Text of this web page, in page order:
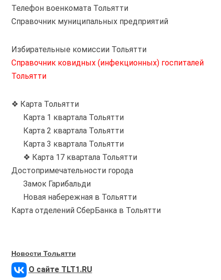
Телефон военкомата Тольятти
Справочник муниципальных предприятий
Избирательные комиссии Тольятти
Справочник ковидных (инфекционных) госпиталей
Тольятти
❖ Карта Тольятти
Карта 1 квартала Тольятти
Карта 2 квартала Тольятти
Карта 3 квартала Тольятти
❖ Карта 17 квартала Тольятти
Достопримечательности города
Замок Гарибальди
Новая набережная в Тольятти
Карта отделений СберБанка в Тольятти
Новости Тольятти
О сайте TLT1.RU